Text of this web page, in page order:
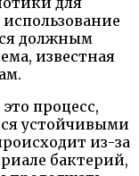
должным
известная
процесс,
устойчивыми
из-за
бактерий,